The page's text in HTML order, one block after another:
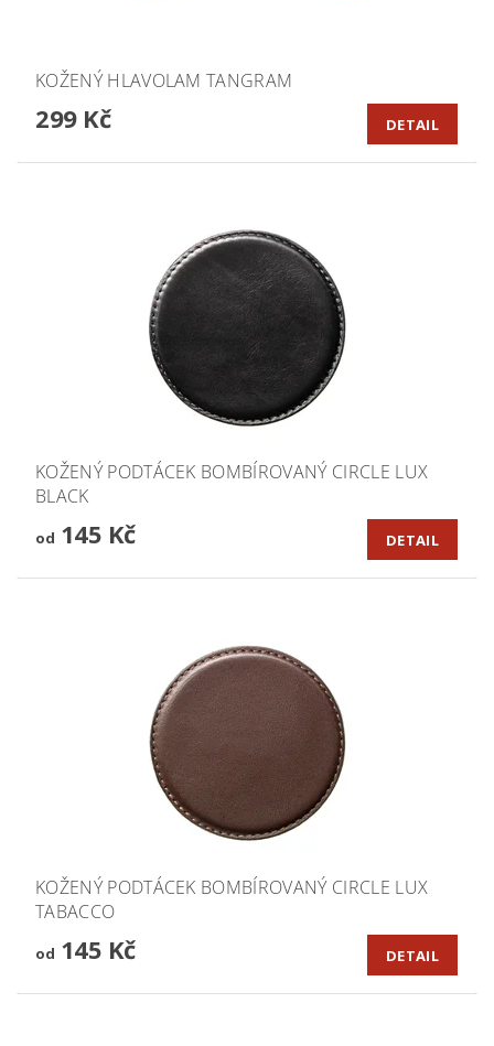
KOŽENÝ HLAVOLAM TANGRAM
299 Kč DETAIL
KOŽENÝ PODTÁCEK BOMBÍROVANÝ CIRCLE LUX
BLACK
od 145 Kč DETAIL
KOŽENÝ PODTÁCEK BOMBÍROVANÝ CIRCLE LUX
TABACCO
od 145 Kč DETAIL